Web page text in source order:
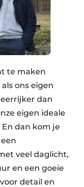
te maken
ons eigen
dan
eigen ideale
dan kom je
veel daglicht,
en een goeie
detail en